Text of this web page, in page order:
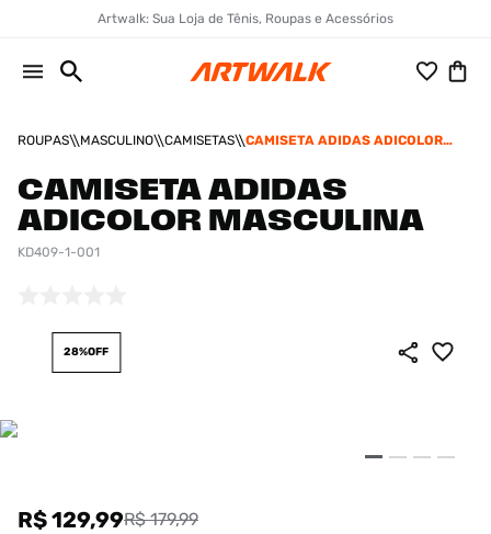
Artwalk: Sua Loja de Tênis, Roupas e Acessórios
ROUPAS MASCULINO CAMISETAS
CAMISETA ADIDAS ADICOLOR
CAMISETA ADIDAS
ADICOLOR MASCULINA
KD409-1-001
28%OFF
R$ 129,99R$ 179,99